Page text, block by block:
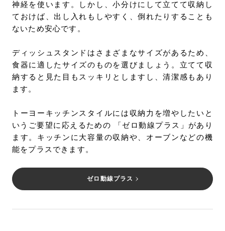
神経を使います。しかし、小分けにして立てて収納し
ておけば、出し入れもしやすく、倒れたりすることも
ないため安心です。
ディッシュスタンドはさまざまなサイズがあるため、
食器に適したサイズのものを選びましょう。立てて収
納すると見た目もスッキリとしますし、清潔感もあり
ます。
トーヨーキッチンスタイルには収納力を増やしたいと
いうご要望に応えるための 「ゼロ動線プラス」があり
ます。キッチンに大容量の収納や、オーブンなどの機
能をプラスできます。
ゼロ動線プラス